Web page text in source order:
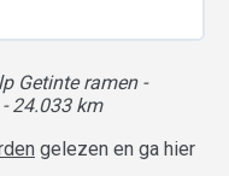
Getinte ramen -
24.033 km
gelezen en ga hier